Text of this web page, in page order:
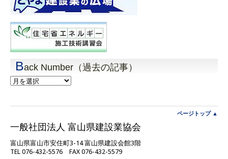
Back Number（過去の記事）
Back
Number（過
事）
ページトップ ▲
一般社団法人 富山県建設業協会
富山県富山市安住町3-14 富山県建設会館3階
TEL 076-432-5576 FAX 076-432-5579